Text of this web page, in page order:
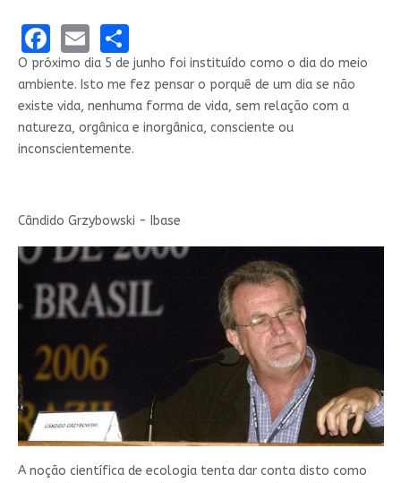
Facebook
EmailShare
O próximo dia 5 de junho foi instituído como o dia do meio
ambiente. Isto me fez pensar o porquê de um dia se não
existe vida, nenhuma forma de vida, sem relação com a
natureza, orgânica e inorgânica, consciente ou
inconscientemente.
Cândido Grzybowski - Ibase
A noção científica de ecologia tenta dar conta disto como